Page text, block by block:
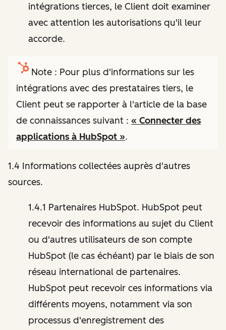
intégrations tierces, le Client doit examiner
avec attention les autorisations qu'il leur
accorde.
Note : Pour plus d'informations sur les
intégrations avec des prestataires tiers, le
Client peut se rapporter à l'article de la base
de connaissances suivant : « Connecter des
applications à HubSpot ».
1.4 Informations collectées auprès d'autres
sources.
1.4.1 Partenaires HubSpot. HubSpot peut
recevoir des informations au sujet du Client
ou d'autres utilisateurs de son compte
HubSpot (le cas échéant) par le biais de son
réseau international de partenaires.
HubSpot peut recevoir ces informations via
différents moyens, notamment via son
processus d'enregistrement des